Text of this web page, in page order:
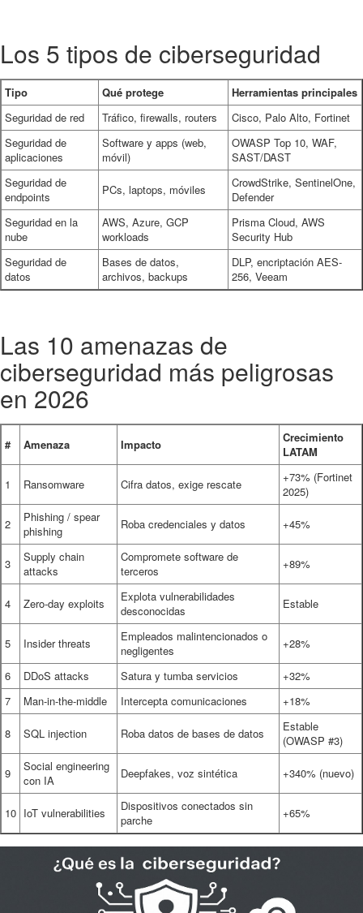
Los 5 tipos de ciberseguridad
Tipo Qué protege
Herramientas principales
Seguridad de red
Tráfico, firewalls, routers
Cisco, Palo Alto, Fortinet
Seguridad de
aplicaciones
Software y apps (web,
móvil)
OWASP Top 10, WAF,
SAST/DAST
Seguridad de
endpoints
PCs, laptops, móviles
CrowdStrike, SentinelOne,
Defender
Seguridad en la
nube
AWS, Azure, GCP
workloads
Prisma Cloud, AWS
Security Hub
Seguridad de
datos
Bases de datos,
archivos, backups
DLP, encriptación AES-
256, Veeam
Las 10 amenazas de
ciberseguridad más peligrosas
en 2026
# Amenaza Impacto
Crecimiento
LATAM
1 Ransomware Cifra datos, exige rescate
+73% (Fortinet
2025)
2
Phishing / spear
phishing
Roba credenciales y datos +45%
3
Supply chain
attacks
Compromete software de
terceros
+89%
4 Zero-day exploits
Explota vulnerabilidades
desconocidas
Estable
5 Insider threats
Empleados malintencionados o
negligentes
+28%
6 DDoS attacks Satura y tumba servicios
+32%
7
Man-in-the-middle Intercepta comunicaciones +18%
8 SQL injection Roba datos de bases de datos
Estable
(OWASP #3)
9
Social engineering
con IA
Deepfakes, voz sintética +340% (nuevo)
10 IoT vulnerabilities
Dispositivos conectados sin
parche
+65%